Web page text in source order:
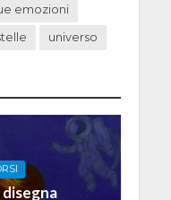
emozioni
universo